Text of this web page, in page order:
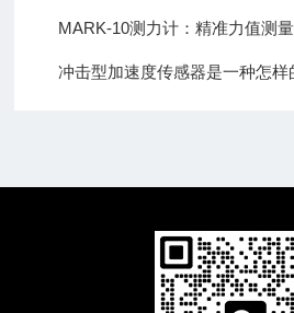
MARK-10测力计：精准力值测
冲击型加速度传感器是一种怎